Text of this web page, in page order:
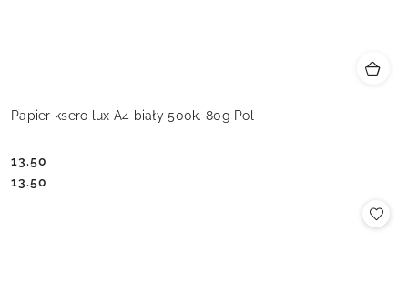
Papier ksero lux A4 biały 500k. 80g Pol
Cena:
13.50
Cena:
13.50